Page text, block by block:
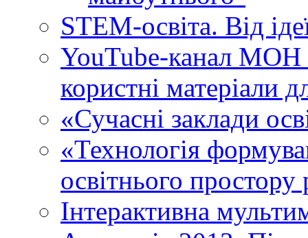
STEM-освіта. Від
YouTube-канал МОН
користні матеріали
«Сучасні заклади
«Технологія
освітнього простору
Інтерактивна